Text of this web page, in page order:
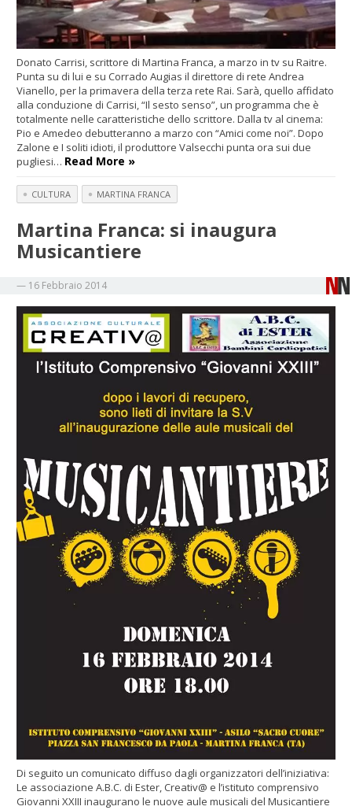
Donato Carrisi, scrittore di Martina Franca, a marzo in tv su Raitre.
Punta su di lui e su Corrado Augias il direttore di rete Andrea
Vianello, per la primavera della terza rete Rai. Sarà, quello affidato
alla conduzione di Carrisi, “Il sesto senso”, un programma che è
totalmente nelle caratteristiche dello scrittore. Dalla tv al cinema:
Pio e Amedeo debutteranno a marzo con “Amici come noi”. Dopo
Zalone e I soliti idioti, il produttore Valsecchi punta ora sui due
pugliesi… Read More »
CULTURA MARTINA FRANCA
Martina Franca: si inaugura
Musicantiere
— 16 Febbraio 2014
Di seguito un comunicato diffuso dagli organizzatori dell’iniziativa:
Le associazione A.B.C. di Ester, Creativ@ e l’istituto comprensivo
Giovanni XXIII inaugurano le nuove aule musicali del Musicantiere